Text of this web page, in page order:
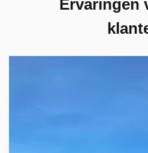
Ervaringen